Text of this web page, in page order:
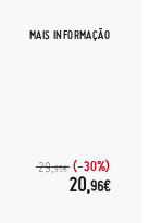
MAIS INFORMAÇÃO
29,95€ (-30%)
20,96€